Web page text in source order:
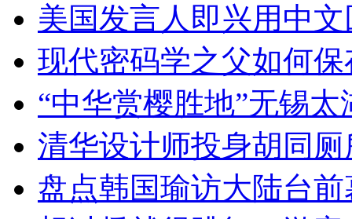
美国发言人即兴用中
现代密码学之父如何
“中华赏樱胜地”无锡
清华设计师投身胡同
盘点韩国瑜访大陆台